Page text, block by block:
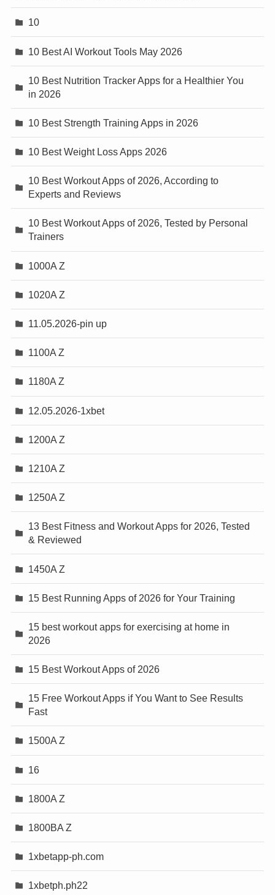
10
10 Best AI Workout Tools May 2026
10 Best Nutrition Tracker Apps for a Healthier You
in 2026
10 Best Strength Training Apps in 2026
10 Best Weight Loss Apps 2026
10 Best Workout Apps of 2026, According to
Experts and Reviews
10 Best Workout Apps of 2026, Tested by Personal
Trainers
1000A Z
1020A Z
11.05.2026-pin up
1100A Z
1180A Z
12.05.2026-1xbet
1200A Z
1210A Z
1250A Z
13 Best Fitness and Workout Apps for 2026, Tested
& Reviewed
1450A Z
15 Best Running Apps of 2026 for Your Training
15 best workout apps for exercising at home in
2026
15 Best Workout Apps of 2026
15 Free Workout Apps if You Want to See Results
Fast
1500A Z
16
1800A Z
1800BA Z
1xbetapp-ph.com
1xbetph.ph22